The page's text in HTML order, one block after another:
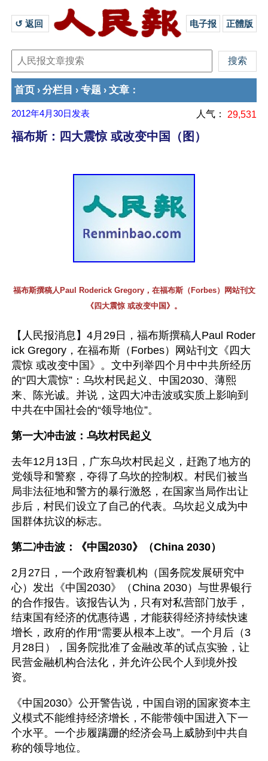
↺ 返回 电子报 正體版
首页 › 分栏目 › 专题 › 文章 ：
2012年4月30日 发表 人气： 29,531
福布斯：四大震惊 或改变中国（图）
福布斯撰稿人Paul Roderick Gregory，在福布斯（Forbes）网站刊文
《四大震惊 或改变中国》。
【人民报消息】4月29日，福布斯撰稿人Paul Roder
ick Gregory，在福布斯（Forbes）网站刊文《四大
震惊 或改变中国》。文中列举四个月中中共所经历
的“四大震惊”：乌坎村民起义、中国2030、薄熙
来、陈光诚。并说，这四大冲击波或实质上影响到
中共在中国社会的“领导地位”。
第一大冲击波：乌坎村民起义
去年12月13日，广东乌坎村民起义，赶跑了地方的
党领导和警察，夺得了乌坎的控制权。村民们被当
局非法征地和警方的暴行激怒，在国家当局作出让
步后，村民们设立了自己的代表。乌坎起义成为中
国群体抗议的标志。
第二冲击波：《中国2030》（China 2030）
2月27日，一个政府智囊机构（国务院发展研究中
心）发出《中国2030》（China 2030）与世界银行
的合作报告。该报告认为，只有对私营部门放手，
结束国有经济的优惠待遇，才能获得经济持续快速
增长，政府的作用“需要从根本上改”。一个月后（3
月28日），国务院批准了金融改革的试点实验，让
民营金融机构合法化，并允许公民个人到境外投
资。
《中国2030》公开警告说，中国自诩的国家资本主
义模式不能维持经济增长，不能带领中国进入下一
个水平。一个步履蹒跚的经济会马上威胁到中共自
称的领导地位。